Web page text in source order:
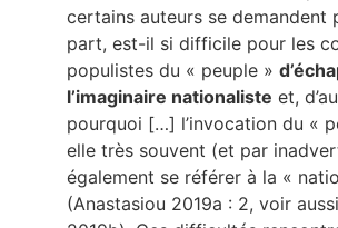
certains auteurs se demandent
part, est-il si difficile pour les
populistes du « peuple »
l’imaginaire nationaliste et,
pourquoi […] l’invocation du «
elle très souvent (et par
également se référer à la «
(Anastasiou 2019a : 2, voir